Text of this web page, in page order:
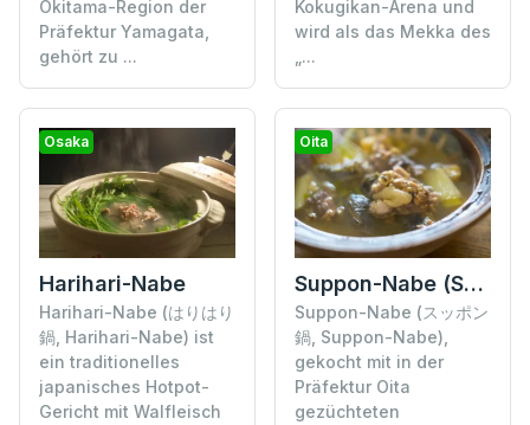
Okitama-Region der
Präfektur Yamagata,
gehört zu ...
Kokugikan-Arena und
wird als das Mekka des
„...
Osaka
Harihari-Nabe
Harihari-Nabe (はりはり
鍋, Harihari-Nabe) ist
ein traditionelles
japanisches Hotpot-
Gericht mit Walfleisch
Oita
Suppon-Nabe (Schildkrötensuppe)
Suppon-Nabe (スッポン
鍋, Suppon-Nabe),
gekocht mit in der
Präfektur Oita
gezüchteten